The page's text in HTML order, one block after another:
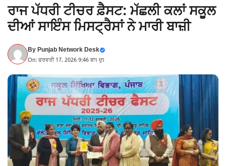
ਰਾਜ ਪੱਧਰੀ ਟੀਚਰ ਫ਼ੈਸਟ: ਮੱਛਲੀ ਕਲਾਂ ਸਕੂਲ
ਦੀਆਂ ਸਾਇੰਸ ਮਿਸਟ੍ਰੈਸਾਂ ਨੇ ਮਾਰੀ ਬਾਜ਼ੀ
ByPunjab Network Desk
On: ਫਰਵਰੀ 17, 2026 9:46 ਬਾਃ ਦੁਃ